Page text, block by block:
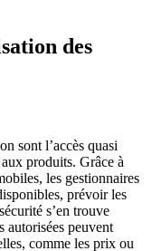
des
sont l’accès quasi
produits. Grâce à
les gestionnaires
prévoir les
s’en trouve
autorisées peuvent
comme les prix ou